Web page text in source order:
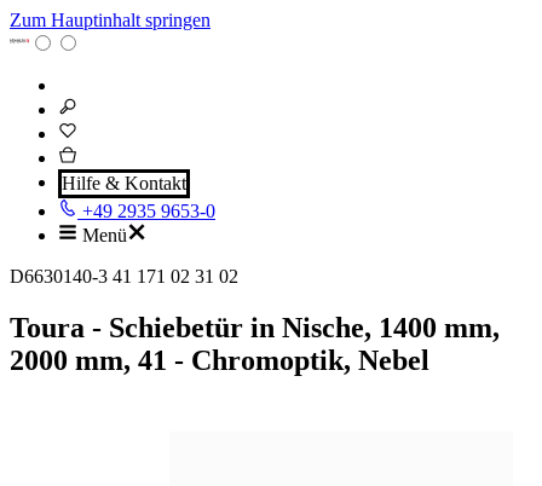
Zum Hauptinhalt springen
Hilfe & Kontakt
+49 2935 9653-0
Menü
D6630140-3 41 171 02 31 02
Toura - Schiebetür in Nische, 1400 mm,
2000 mm, 41 - Chromoptik, Nebel